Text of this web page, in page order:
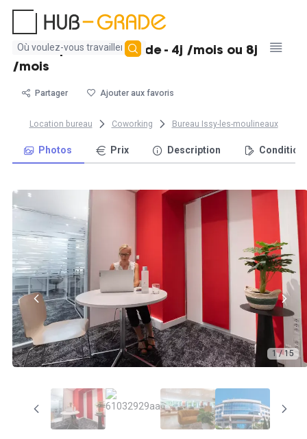
Aucun
résultat
trouvé
Bureau privatif nomade - 4j /mois ou 8j
/mois
Partager Ajouter aux favoris
Location bureau Coworking Bureau Issy-les-moulineaux
Photos Prix Description
1 / 15